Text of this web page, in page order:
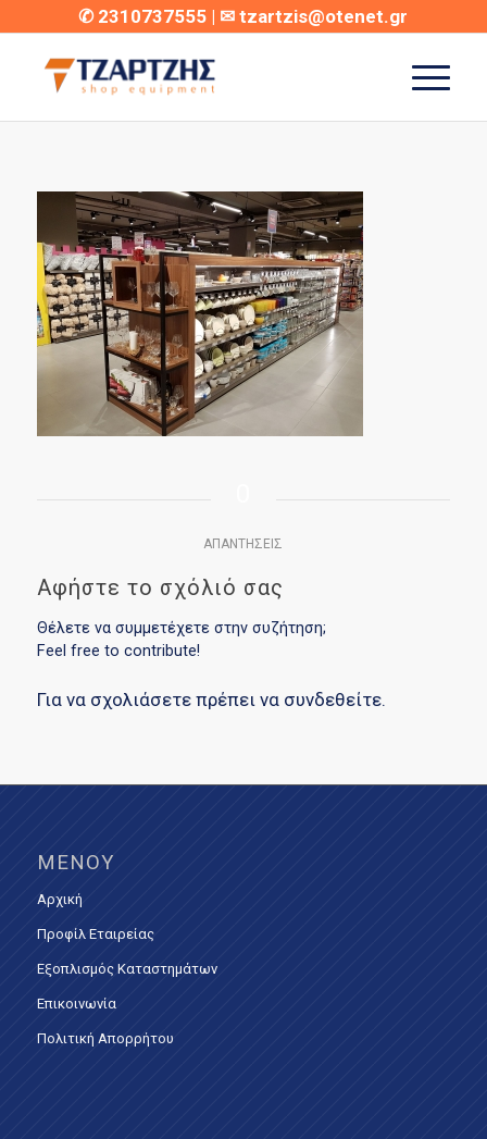
✆ 2310737555 | ✉tzartzis@otenet.gr
ΑΠΑΝΤΉΣΕΙΣ
Αφήστε το σχόλιό σας
Θέλετε να συμμετέχετε στην συζήτηση;
Feel free to contribute!
Για να σχολιάσετε πρέπει να συνδεθείτε.
ΜΕΝΟΎ
Αρχική
Προφίλ Εταιρείας
Εξοπλισμός Καταστημάτων
Επικοινωνία
Πολιτική Απορρήτου